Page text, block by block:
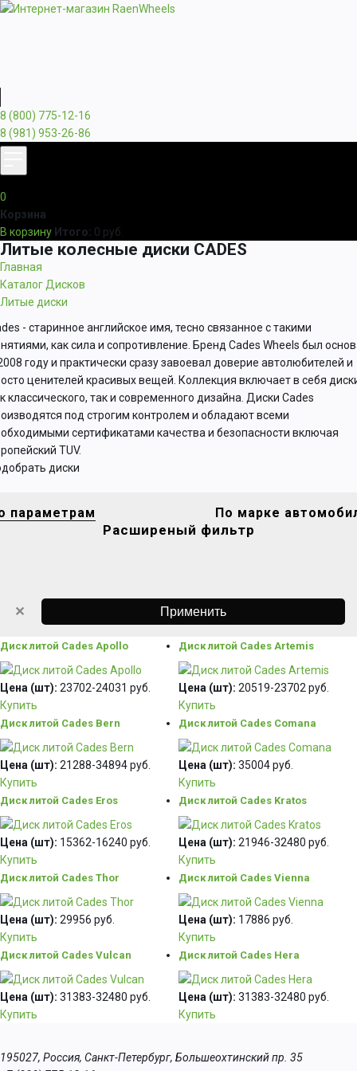
8 (800) 775-12-16
8 (981) 953-26-86
0
Корзина
В корзину Итого: 0 руб.
Литые колесные диски CADES
Главная
Каталог Дисков
Литые диски
- старинное английское имя, тесно связанное с такими
как сила и сопротивление. Бренд Cades Wheels был
году и практически сразу завоевал доверие автолюбителей и
ценителей красивых вещей. Коллекция включает в себя
классического, так и современного дизайна. Диски Cades
под строгим контролем и обладают всеми
сертификатами качества и безопасности включая
TUV.
диски
параметрам По марке
✕
Расширеный фильтр
Диск литой Cades Apollo
Цена (шт): 23702-24031 руб.
Купить
Диск литой Cades Artemis
Цена (шт): 20519-23702 руб.
Купить
Диск литой Cades Bern
Цена (шт): 21288-34894 руб.
Купить
Диск литой Cades Comana
Цена (шт): 35004 руб.
Купить
Диск литой Cades Eros
Цена (шт): 15362-16240 руб.
Купить
Диск литой Cades Kratos
Цена (шт): 21946-32480 руб.
Купить
Диск литой Cades Thor
Цена (шт): 29956 руб.
Купить
Диск литой Cades Vienna
Цена (шт): 17886 руб.
Купить
Диск литой Cades Vulcan
Цена (шт): 31383-32480 руб.
Купить
Диск литой Cades Hera
Цена (шт): 31383-32480 руб.
Купить
195027, Россия, Санкт-Петербург, Большеохтинский пр. 35